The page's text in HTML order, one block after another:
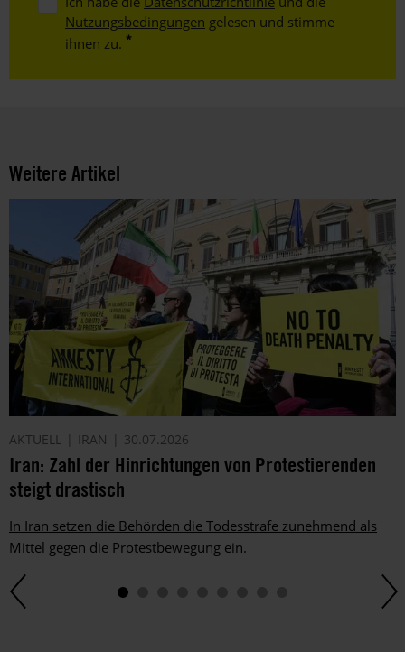
Nutzungsbedingungen gelesen und stimme
ihnen zu.
Weitere Artikel
AKTUELL IRAN 30.07.2026
Iran: Zahl der Hinrichtungen von Protestierenden
steigt drastisch
In Iran setzen die Behörden die Todesstrafe zunehmend als
Mittel gegen die Protestbewegung ein.